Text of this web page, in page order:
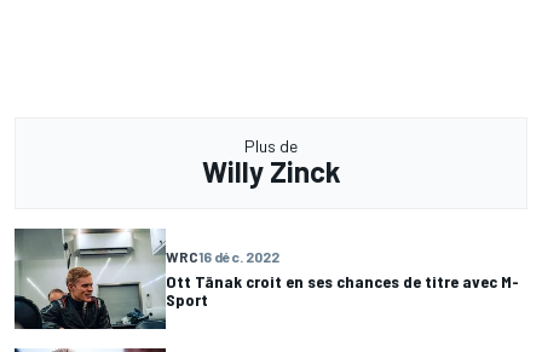
Plus de
Willy Zinck
WRC16 déc. 2022
Ott Tänak croit en ses chances de titre avec M-
Sport